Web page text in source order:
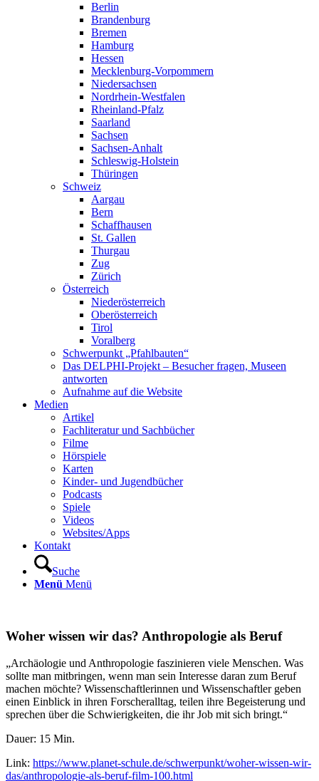
Berlin
Brandenburg
Bremen
Hamburg
Hessen
Mecklenburg-Vorpommern
Niedersachsen
Nordrhein-Westfalen
Rheinland-Pfalz
Saarland
Sachsen
Sachsen-Anhalt
Schleswig-Holstein
Thüringen
Schweiz
Aargau
Bern
Schaffhausen
St. Gallen
Thurgau
Zug
Zürich
Österreich
Niederösterreich
Oberösterreich
Tirol
Voralberg
Schwerpunkt „Pfahlbauten“
Das DELPHI-Projekt – Besucher fragen, Museen
antworten
Aufnahme auf die Website
Medien
Artikel
Fachliteratur und Sachbücher
Filme
Hörspiele
Karten
Kinder- und Jugendbücher
Podcasts
Spiele
Videos
Websites/Apps
Kontakt
Suche
Menü Menü
Woher wissen wir das? Anthropologie als Beruf
„Archäologie und Anthropologie faszinieren viele Menschen. Was
sollte man mitbringen, wenn man sein Interesse daran zum Beruf
machen möchte? Wissenschaftlerinnen und Wissenschaftler geben
einen Einblick in ihren Forscheralltag, teilen ihre Begeisterung und
sprechen über die Schwierigkeiten, die ihr Job mit sich bringt.“
Dauer: 15 Min.
Link: https://www.planet-schule.de/schwerpunkt/woher-wissen-wir-
das/anthropologie-als-beruf-film-100.html